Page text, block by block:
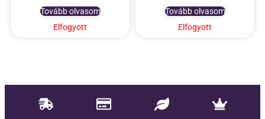
Elfogyott
Tovább olvasom
Elfogyott
Tovább olvasom